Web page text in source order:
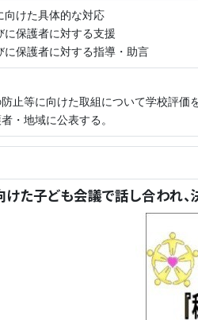
けた具体的な対応
護者に対する支援
護者に対する指導・助言
に向けた取組について学校評価を
地域に公表する。
た子ども会議で話し合われ、